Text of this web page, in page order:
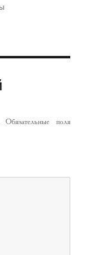
Обязательные поля